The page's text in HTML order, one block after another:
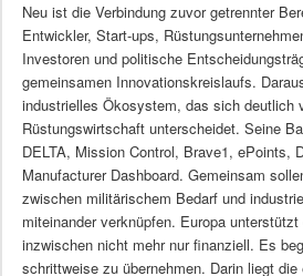
Neu ist die Verbindung zuvor getrennter
Entwickler, Start-ups,
Investoren und politische
gemeinsamen Innovationskreislaufs.
industrielles Ökosystem, das sich deutlich
Rüstungswirtschaft unterscheidet. Seine
DELTA, Mission Control, Brave1, ePoints,
Manufacturer Dashboard. Gemeinsam
zwischen militärischem Bedarf und
miteinander verknüpfen. Europa
inzwischen nicht mehr nur finanziell. Es
schrittweise zu übernehmen. Darin liegt